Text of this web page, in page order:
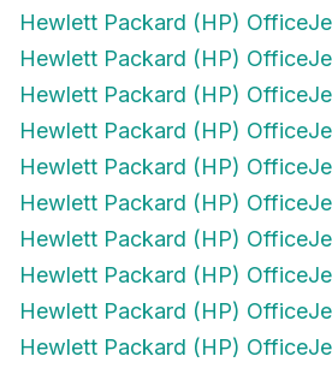
Hewlett Packard (HP)
Hewlett Packard (HP)
Hewlett Packard (HP)
Hewlett Packard (HP)
Hewlett Packard (HP)
Hewlett Packard (HP)
Hewlett Packard (HP)
Hewlett Packard (HP)
Hewlett Packard (HP)
Hewlett Packard (HP)